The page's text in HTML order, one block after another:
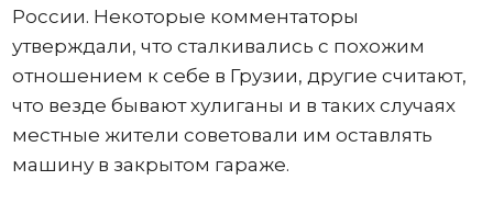
России. Некоторые комментаторы
утверждали, что сталкивались с похожим
отношением к себе в Грузии, другие считают,
что везде бывают хулиганы и в таких случаях
местные жители советовали им оставлять
машину в закрытом гараже.